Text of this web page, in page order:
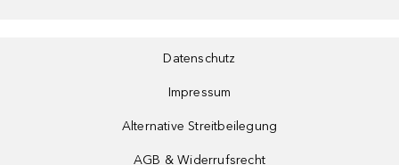
Datenschutz
Impressum
Alternative Streitbeilegung
AGB & Widerrufsrecht